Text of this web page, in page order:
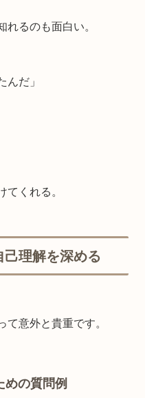
れるのも面白い。
んだ」
てくれる。
理解を深める
て意外と貴重です。
めの質問例